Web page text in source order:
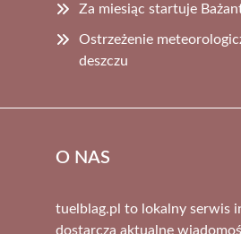
Za miesiąc startuje
Ostrzeżenie
deszczu
O NAS
tuelblag.pl to lokalny serwis
dostarcza aktualne